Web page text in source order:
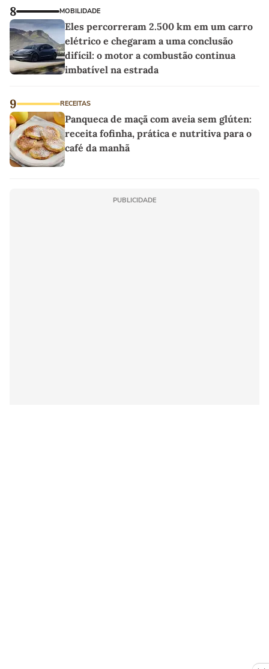
8 MOBILIDADE
Eles percorreram 2.500 km em um carro
elétrico e chegaram a uma conclusão
difícil: o motor a combustão continua
imbatível na estrada
9 RECEITAS
Panqueca de maçã com aveia sem glúten:
receita fofinha, prática e nutritiva para o
café da manhã
PUBLICIDADE